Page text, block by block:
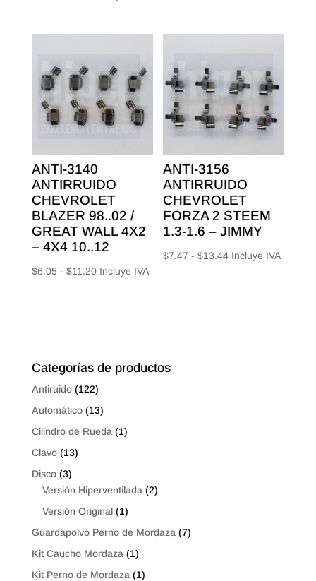
precios:
$4.20
hasta
$7.84
$4.85
$11.20
ANTI-3140
ANTIRRUIDO
CHEVROLET
BLAZER 98..02 /
GREAT WALL 4X2
– 4X4 10..12
$6.05 - $11.20Rango
hasta
Incluye IVA
ANTI-3156
ANTIRRUIDO
CHEVROLET
FORZA 2 STEEM
1.3-1.6 – JIMMY
$7.47 - $13.44Rango
Incluye IVA
Categorías de productos
Antiruido (122)
Automático (13)
Cilindro de Rueda (1)
Clavo (13)
Disco (3)
Versión Hiperventilada (2)
Versión Original (1)
Guardapolvo Perno de Mordaza (7)
Kit Caucho Mordaza (1)
Kit Perno de Mordaza (1)